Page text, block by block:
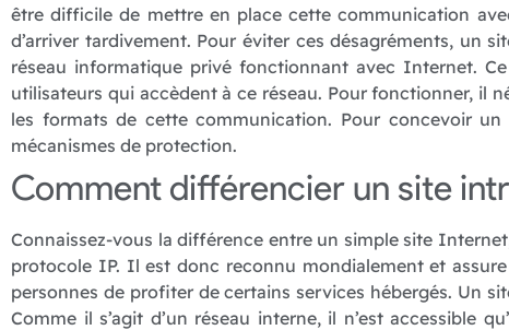
être difficile de mettre en place cette communication
d’arriver tardivement. Pour éviter ces désagréments, un
réseau informatique privé fonctionnant avec Internet.
utilisateurs qui accèdent à ce réseau. Pour fonctionner, il
les formats de cette communication. Pour concevoir
mécanismes de protection.
Comment différencier un site
Connaissez-vous la différence entre un simple site
protocole IP. Il est donc reconnu mondialement et
personnes de profiter de certains services hébergés. Un
Comme il s’agit d’un réseau interne, il n’est accessible